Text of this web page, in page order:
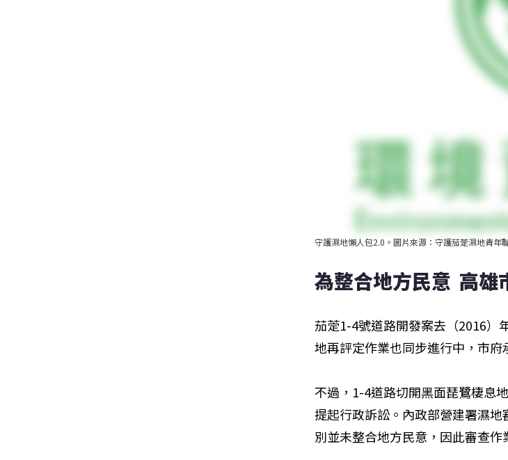
守護濕地懶人包2.0。圖片來源：守護茄萣濕地青年
為整合地方民意  高
茄萣1-4號道路開發案去（2016）
地再評定作業也同步進行中，市
不過，1-4道路切開黑面琵鷺棲息
提起行政訴訟。內政部營建署濕
別並未整合地方民意，因此審查作